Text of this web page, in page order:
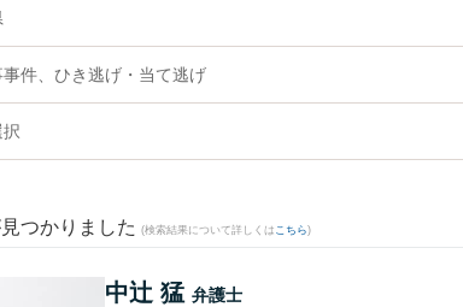
な近くの弁護士を検索したい』『初回相談無料でひき逃げ・当て逃
事件、ひき逃げ・当て逃げ
択
つかりました (検索結果について詳しくは こちら)
中辻 猛 弁護士